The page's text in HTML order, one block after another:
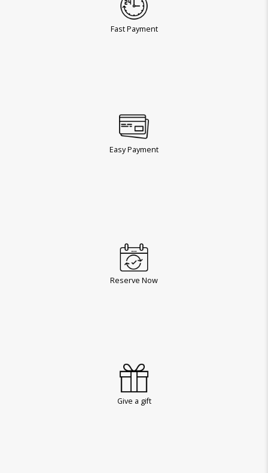
Fast Payment
Easy Payment
Reserve Now
Give a gift